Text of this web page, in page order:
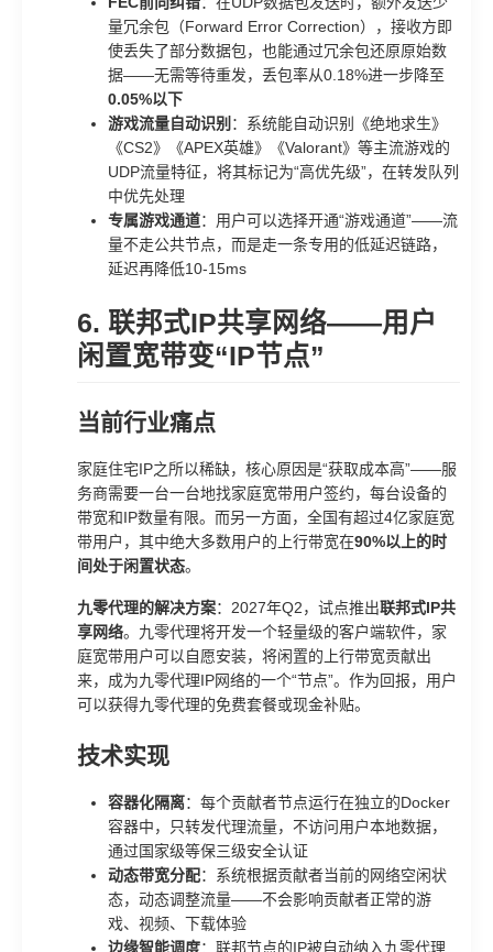
量冗余包（Forward Error Correction），接收方即
使丢失了部分数据包，也能通过冗余包还原原始数
据——无需等待重发，丢包率从0.18%进一步降至
0.05%以下
游戏流量自动识别 ：系统能自动识别《绝地求生》
《CS2》《APEX英雄》《Valorant》等主流游戏的
UDP流量特征，将其标记为“高优先级”，在转发队列
中优先处理
专属游戏通道：用户可以选择开通“游戏通道”——流
量不走公共节点，而是走一条专用的低延迟链路，
延迟再降低10-15ms
6. 联邦式IP共享网络——用户
闲置宽带变“IP节点”
当前行业痛点
家庭住宅IP之所以稀缺，核心原因是“获取成本高”——服
务商需要一台一台地找家庭宽带用户签约，每台设备的
带宽和IP数量有限。而另一方面，全国有超过4亿家庭宽
带用户，其中绝大多数用户的上行带宽在90%以上的时
间处于闲置状态。
九零代理的解决方案：2027年Q2，试点推出联邦式IP共
享网络。九零代理将开发一个轻量级的客户端软件，家
庭宽带用户可以自愿安装，将闲置的上行带宽贡献出
来，成为九零代理IP网络的一个“节点”。作为回报，用户
可以获得九零代理的免费套餐或现金补贴。
技术实现
容器化隔离：每个贡献者节点运行在独立的Docker
容器中，只转发代理流量，不访问用户本地数据，
通过国家级等保三级安全认证
动态带宽分配：系统根据贡献者当前的网络空闲状
态，动态调整流量——不会影响贡献者正常的游
戏、视频、下载体验
边缘智能调度：联邦节点的IP被自动纳入九零代理